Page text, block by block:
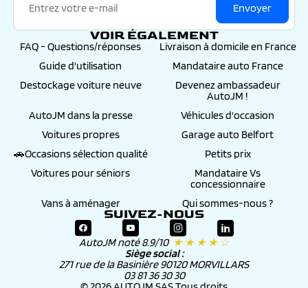
Envoyer
VOIR ÉGALEMENT
FAQ - Questions/réponses
Livraison à domicile en France
Guide d'utilisation
Mandataire auto France
Destockage voiture neuve
Devenez ambassadeur
AutoJM !
AutoJM dans la presse
Véhicules d'occasion
Voitures propres
Garage auto Belfort
🚗Occasions sélection qualité
Petits prix
Voitures pour séniors
Mandataire Vs
concessionnaire
Vans à aménager
Qui sommes-nous ?
SUIVEZ-NOUS
AutoJM noté 8.9/10 ★ ★ ★ ★ ☆
Siège social :
271 rue de la Basinière 90120 MORVILLARS
03 81 36 30 30